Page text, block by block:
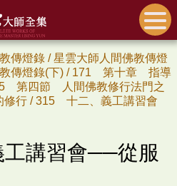
傳燈錄 /星雲大師人間佛教傳燈
傳燈錄(下) / 171 第十章 指導
第四節 人間佛教修行法門之
修行 /315 十二、義工講習會
講習會──從服